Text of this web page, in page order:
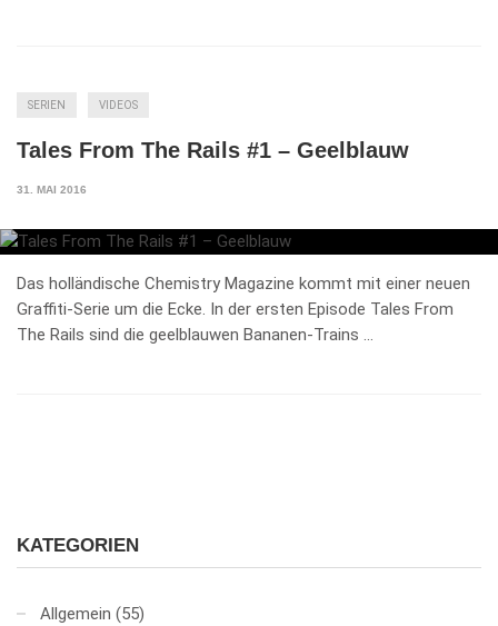
SERIEN VIDEOS
Tales From The Rails #1 – Geelblauw
31. MAI 2016
Das holländische Chemistry Magazine kommt mit einer neuen
Graffiti-Serie um die Ecke. In der ersten Episode Tales From
The Rails sind die geelblauwen Bananen-Trains …
KATEGORIEN
Allgemein (55)